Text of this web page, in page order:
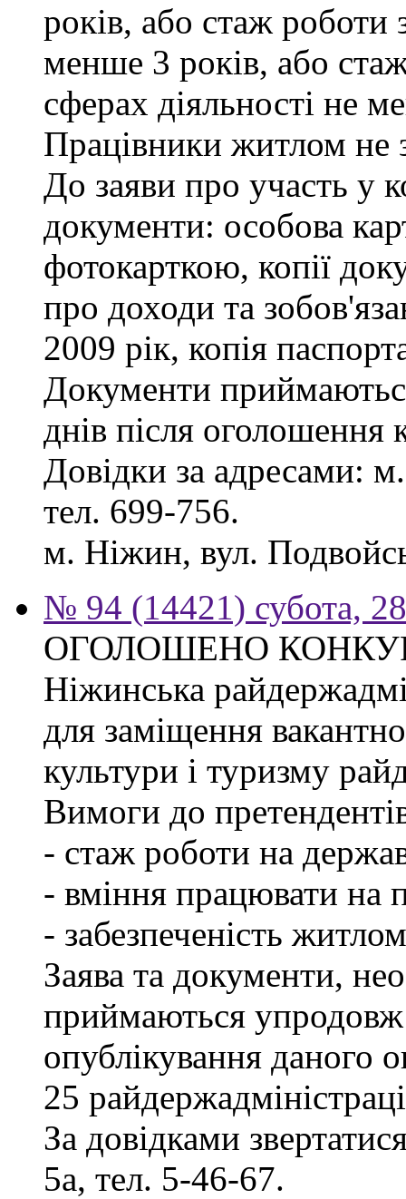
років, або стаж
менше 3 років, або
сферах діяльності не
Працівники житлом не
До заяви про участь у
документи: особова
фотокарткою, копії
про доходи та
2009 рік, копія
Документи
днів після оголошення
Довідки за адресами:
тел. 699-756.
м. Ніжин, вул.
№ 94 (14421) субота,
ОГОЛОШЕНО
Ніжинська
для заміщення
культури і туризму
Вимоги до
- стаж роботи на
- вміння працювати на
- забезпеченість
Заява та документи,
приймаються упродовж
опублікування даного
25
За довідками
5а, тел. 5-46-67.